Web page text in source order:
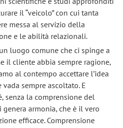
il “veicolo” con cui tanta
messa al servizio della
e le abilità relazionali.
luogo comune che ci spinge a
il cliente abbia sempre ragione,
al contempo accettare l’idea
sempre ascoltato. E
senza la comprensione del
armonia, che è il vero
efficace. Comprensione